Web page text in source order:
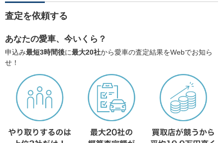
査定を依頼する
あなたの愛車、今いくら？
申込み最短3時間後に最大20社から愛車の査定結果をWebでお知ら
せ！